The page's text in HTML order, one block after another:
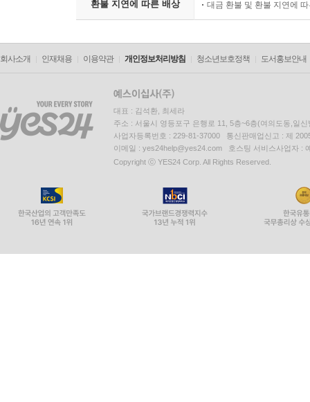
환불 지연에 따른 배상 대금 환불 및 환불 지연에
회사소개 인재채용 이용약관 개인정보처리방침 청소년보호정책 도서홍보안내
대표 : 김석환, 최세라
주소 : 서울시 영등포구 은행로 11, 5층~6층(여의도동,일신
사업자등록번호 : 229-81-37000 통신판매업신고 : 제
이메일 : yes24help@yes24.com 호스팅 서비스사업자 :
Copyright ⓒ YES24 Corp. All Rights Reserved.